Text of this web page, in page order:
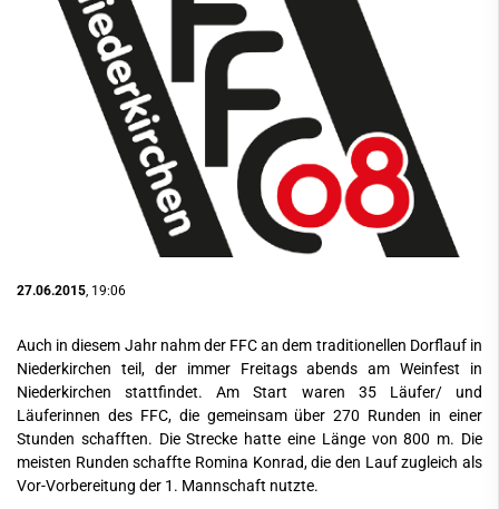
27.06.2015 , 19:06
Auch in diesem Jahr nahm der FFC an dem traditionellen Dorflauf in
Niederkirchen teil, der immer Freitags abends am Weinfest in
Niederkirchen stattfindet. Am Start waren 35 Läufer/ und
Läuferinnen des FFC, die gemeinsam über 270 Runden in einer
Stunden schafften. Die Strecke hatte eine Länge von 800 m. Die
meisten Runden schaffte Romina Konrad, die den Lauf zugleich als
Vor-Vorbereitung der 1. Mannschaft nutzte.